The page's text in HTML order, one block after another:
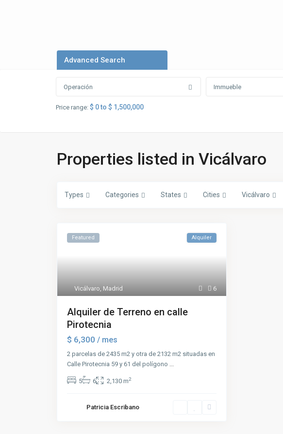
Advanced Search
Operación Immueble
Price range: $ 0 to $ 1,500,000
Properties listed in Vicálvaro
Types Categories States Cities Vicálvaro
6
Vicálvaro, Madrid
Featured Alquiler
Alquiler de Terreno en calle
Pirotecnia
$ 6,300 / mes
2 parcelas de 2435 m2 y otra de 2132 m2 situadas en
Calle Pirotecnia 59 y 61 del polígono ...
5 6 2,130 m2
Patricia Escribano